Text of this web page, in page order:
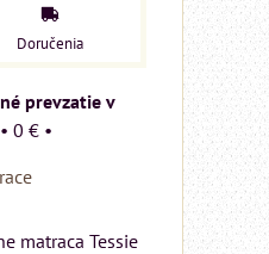
Doručenia
prevzatie v
• 0 € •
matraca Tessie